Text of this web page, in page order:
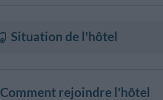
Situation de l'hôtel
Comment rejoindre l'hôtel